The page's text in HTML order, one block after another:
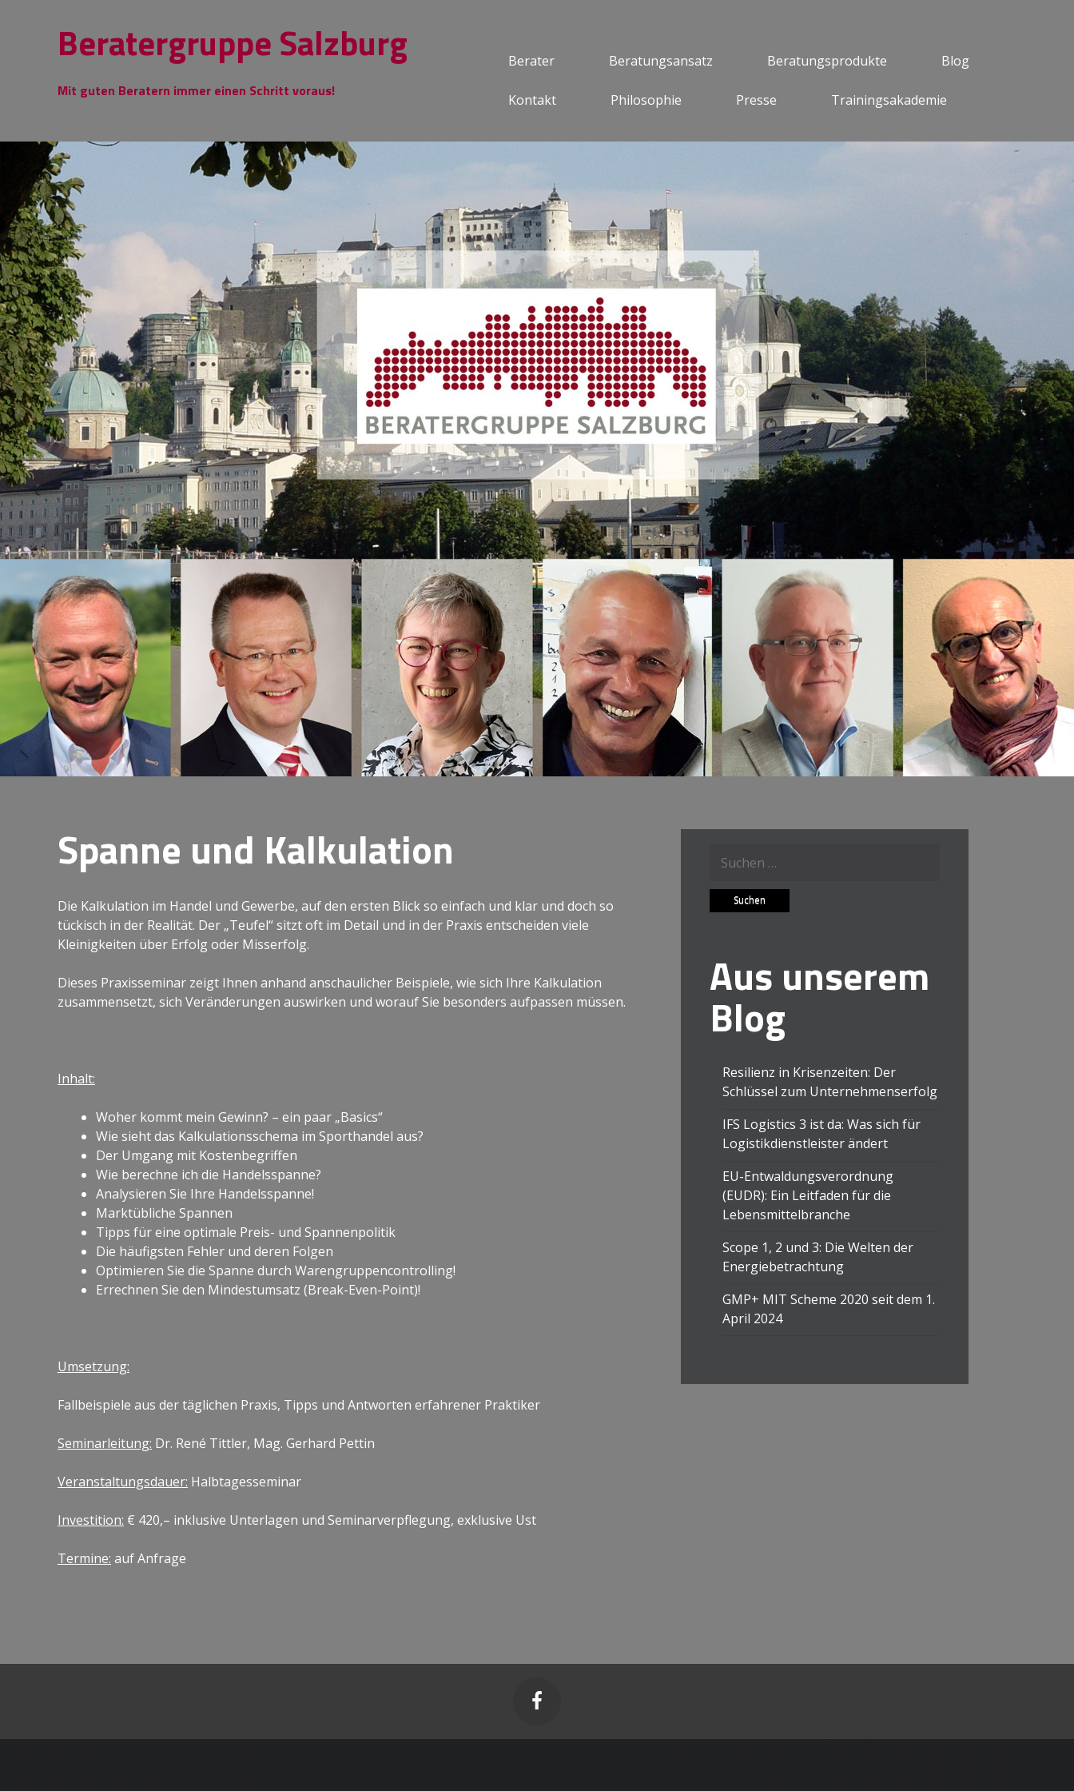
Beratergruppe Salzburg
Mit guten Beratern immer einen Schritt voraus!
Berater Beratungsansatz Beratungsprodukte Blog
Kontakt Philosophie Presse Trainingsakademie
Spanne und Kalkulation
Die Kalkulation im Handel und Gewerbe, auf den ersten Blick so einfach und klar und doch so
tückisch in der Realität. Der „Teufel“ sitzt oft im Detail und in der Praxis entscheiden viele
Kleinigkeiten über Erfolg oder Misserfolg.
Dieses Praxisseminar zeigt Ihnen anhand anschaulicher Beispiele, wie sich Ihre Kalkulation
zusammensetzt, sich Veränderungen auswirken und worauf Sie besonders aufpassen müssen.
Inhalt:
Woher kommt mein Gewinn? – ein paar „Basics“
Wie sieht das Kalkulationsschema im Sporthandel aus?
Der Umgang mit Kostenbegriffen
Wie berechne ich die Handelsspanne?
Analysieren Sie Ihre Handelsspanne!
Marktübliche Spannen
Tipps für eine optimale Preis- und Spannenpolitik
Die häufigsten Fehler und deren Folgen
Optimieren Sie die Spanne durch Warengruppencontrolling!
Errechnen Sie den Mindestumsatz (Break-Even-Point)!
Umsetzung:
Fallbeispiele aus der täglichen Praxis, Tipps und Antworten erfahrener Praktiker
Seminarleitung: Dr. René Tittler, Mag. Gerhard Pettin
Veranstaltungsdauer: Halbtagesseminar
Investition: € 420,– inklusive Unterlagen und Seminarverpflegung, exklusive Ust
Termine: auf Anfrage
nach:
Aus unserem
Blog
Resilienz in Krisenzeiten: Der
Schlüssel zum Unternehmenserfolg
IFS Logistics 3 ist da: Was sich für
Logistikdienstleister ändert
EU-Entwaldungsverordnung
(EUDR): Ein Leitfaden für die
Lebensmittelbranche
Scope 1, 2 und 3: Die Welten der
Energiebetrachtung
GMP+ MIT Scheme 2020 seit dem 1.
April 2024
